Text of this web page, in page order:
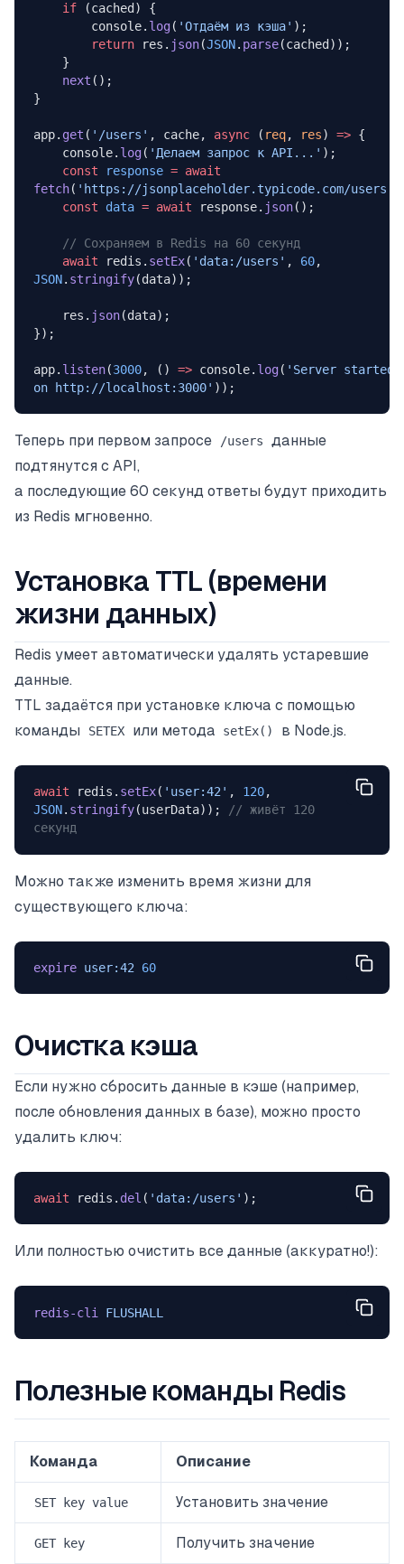
    if
(cached) {
        console.
log( 'Отдаём из кэша' );
        return
res. json(JSON. parse(cached));
    }
    next
();
}
app. get ( '/users' , cache, async ( req, res) => {
    console.
log( 'Делаем запрос к API...' );
    const
response = await
fetch( 'https://jsonplaceholder.typicode.com/users'
    const
data = await response. json();
    // Сохраняем в Redis на 60 секунд
    await
redis. setEx( 'data:/users' , 60,
JSON. stringify(data));
    res.
json(data);
});
app. listen(3000, () => console. log( 'Server started
on http://localhost:3000' ));
Теперь при первом запросе /users
данные
подтянутся с API,
а последующие 60 секунд ответы будут приходить
из Redis мгновенно.
Установка TTL (времени
жизни данных)
Redis умеет автоматически удалять устаревшие
данные.
TTL задаётся при установке ключа с помощью
команды
SETEX или метода setEx() в Node.js.
await redis. setEx( 'user:42' , 120,
JSON. stringify(userData));
// живёт 120
секунд
Можно также изменить время жизни для
существующего ключа:
expire user:42 60
Очистка кэша
Если нужно сбросить данные в кэше (например,
после обновления данных в базе), можно просто
удалить ключ:
await redis. del ( 'data:/users' );
Или полностью очистить все данные (аккуратно!):
redis-cli FLUSHALL
Полезные команды Redis
Команда Описание
SET key value Установить значение
GET key Получить значение